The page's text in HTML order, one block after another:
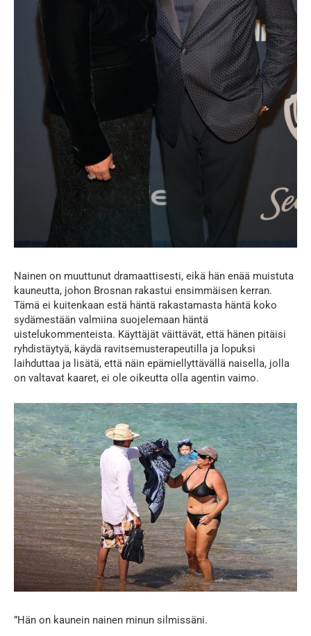
Nainen on muuttunut dramaattisesti, eikä hän enää muistuta
kauneutta, johon Brosnan rakastui ensimmäisen kerran.
Tämä ei kuitenkaan estä häntä rakastamasta häntä koko
sydämestään valmiina suojelemaan häntä
uistelukommenteista. Käyttäjät väittävät, että hänen pitäisi
ryhdistäytyä, käydä ravitsemusterapeutilla ja lopuksi
laihduttaa ja lisätä, että näin epämiellyttävällä naisella, jolla
on valtavat kaaret, ei ole oikeutta olla agentin vaimo.
”Hän on kaunein nainen minun silmissäni.